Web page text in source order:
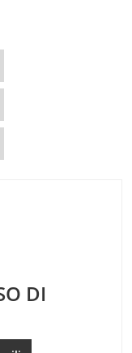
DI